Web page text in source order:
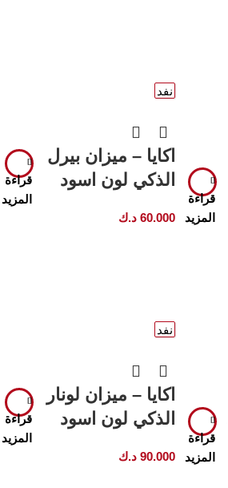
قراءة
المزيد
نفد
قراءة
المزيد
اكايا – ميزان بيرل
الذكي لون اسود
60.000 د.ك
قراءة
المزيد
نفد
قراءة
المزيد
اكايا – ميزان لونار
الذكي لون اسود
90.000 د.ك